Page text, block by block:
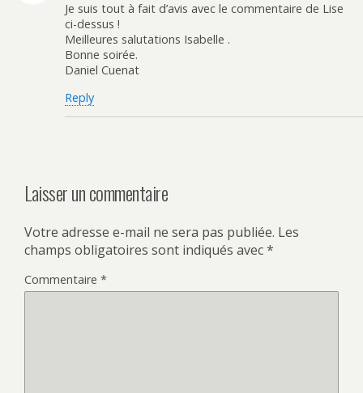
Je suis tout à fait d’avis avec le commentaire de Lise
ci-dessus !
Meilleures salutations Isabelle .
Bonne soirée.
Daniel Cuenat
Reply
Laisser un commentaire
Votre adresse e-mail ne sera pas publiée. Les
champs obligatoires sont indiqués avec*
Commentaire *